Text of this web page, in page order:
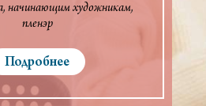
начинающим художникам
пленэр
Подробнее